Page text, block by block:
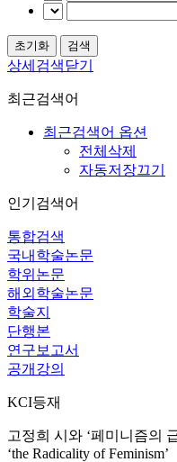
상세검색닫기
최근검색어
최근검색어 옵션
전체삭제
자동저장끄기
인기검색어
통합검색
국내학술논문
학위논문
해외학술논문
학술지
단행본
연구보고서
공개강의
KCI등재
고정희 시와 ‘페미니즘의 급
‘the Radicality of Feminism’